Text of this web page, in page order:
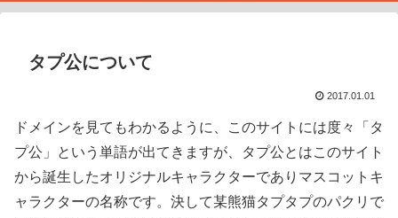
タプ公について
2017.01.01
ドメインを見てもわかるように、このサイトには度々「タ
プ公」という単語が出てきますが、タプ公とはこのサイト
から誕生したオリジナルキャラクターでありマスコットキ
ャラクターの名称です。決して某熊猫タプタプのパクリで